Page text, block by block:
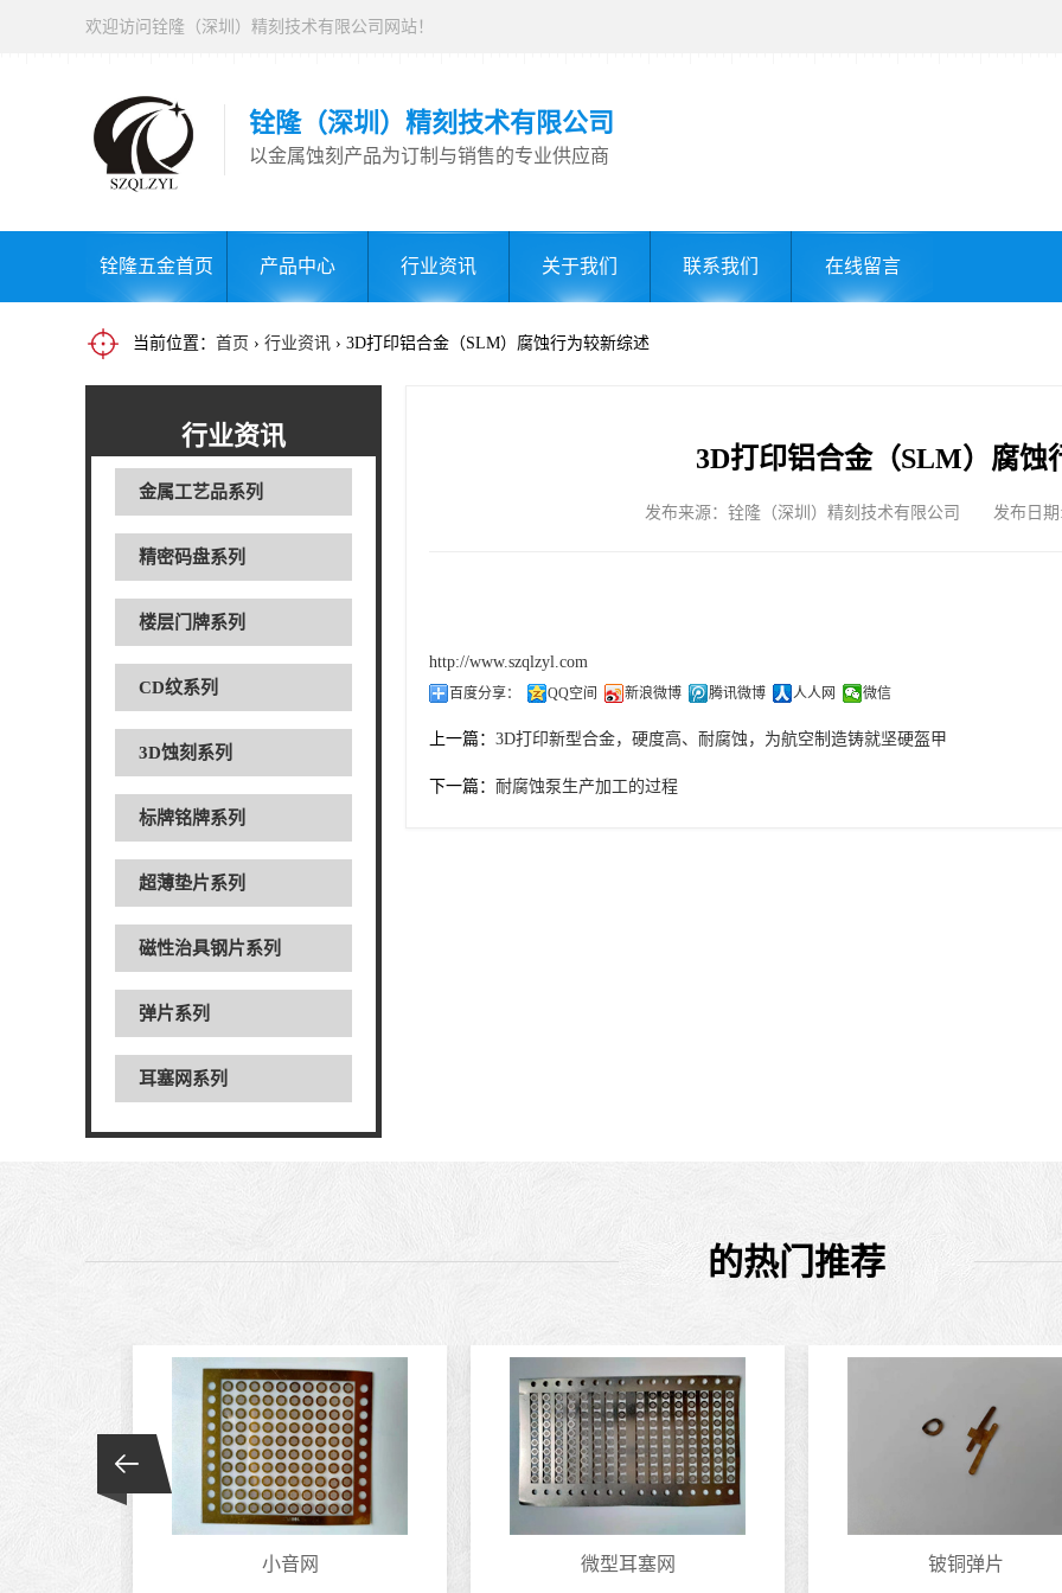
欢迎访问铨隆（深圳）精刻技术有限公司网站！
铨隆（深圳）精刻技术有限公司
以金属蚀刻产品为订制与销售的专业供应商
铨隆五金首页 产品中心 行业资讯 关于我们 联系我们 在线留言
当前位置： 首页 › 行业资讯 › 3D打印铝合金（SLM）腐蚀行为较新综述
行业资讯
金属工艺品系列
精密码盘系列
楼层门牌系列
CD纹系列
3D蚀刻系列
标牌铭牌系列
超薄垫片系列
磁性治具钢片系列
弹片系列
耳塞网系列
3D打印铝合金（SLM）腐蚀
发布来源：铨隆（深圳）精刻技术有限公司 发布日
http://www.szqlzyl.com
百度分享： QQ空间 新浪微博 腾讯微博 人人网 微信
上一篇： 3D打印新型合金，硬度高、耐腐蚀，为航空制造铸就坚硬盔甲
下一篇： 耐腐蚀泵生产加工的过程
的热门推荐
小音网 微型耳塞网 铍铜弹片